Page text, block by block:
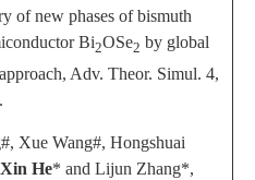
of new phases of bismuth
Bi2OSe2 by global
Adv. Theor. Simul. 4,
Xue Wang#, Hongshuai
Xin He* and Lijun Zhang*,